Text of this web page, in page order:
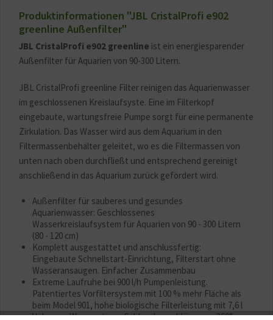
Produktinformationen "JBL CristalProfi e902
greenline Außenfilter"
JBL CristalProfi e902 greenline ist ein energiesparender
Außenfilter für Aquarien von 90-300 Litern.
JBL CristalProfi greenline Filter reinigen das Aquarienwasser
im geschlossenen Kreislaufsyste. Eine im Filterkopf
eingebaute, wartungsfreie Pumpe sorgt für eine permanente
Zirkulation. Das Wasser wird aus dem Aquarium in den
Filtermassenbehälter geleitet, wo es die Filtermassen von
unten nach oben durchfließt und entsprechend gereinigt
anschließend in das Aquarium zurück gefördert wird.
Außenfilter für sauberes und gesundes
Aquarienwasser: Geschlossenes
Wasserkreislaufsystem für Aquarien von 90 - 300 Litern
(80 - 120 cm)
Komplett ausgestattet und anschlussfertig:
Eingebaute Schnellstart-Einrichtung, Filterstart ohne
Wasseransaugen. Einfacher Zusammenbau
Extreme Laufruhe bei 900 l/h Pumpenleistung.
Patentiertes Vorfiltersystem mit 100 % mehr Fläche als
beim Model 901, hohe biologische Filterleistung mit 7,6 l
Volumen, Wasserstopp, Schlauchanschlüsse um 360°